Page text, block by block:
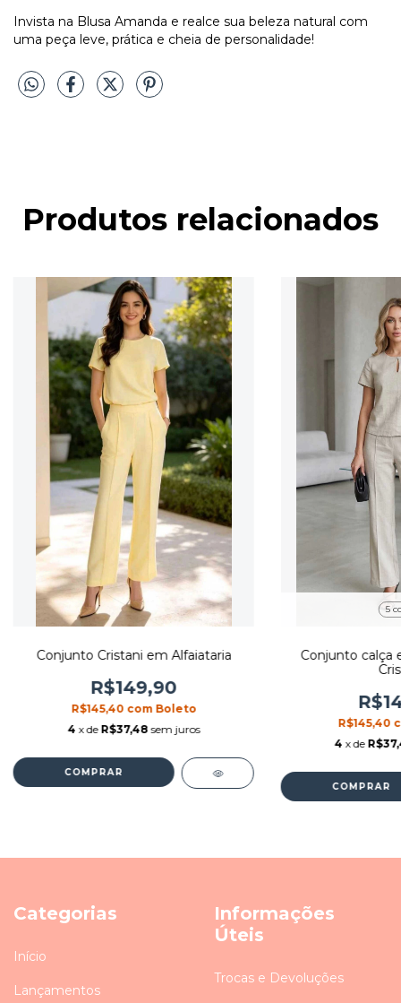
Invista na Blusa Amanda e realce sua beleza natural com
uma peça leve, prática e cheia de personalidade!
Produtos relacionados
Conjunto Cristani em Alfaiataria
R$149,90
R$145,40 com Boleto
4 x de R$37,48 sem juros
COMPRAR
5
Conjunto calça
R$145,40
4 x de
COMPRAR
Categorias
Início
Lançamentos
Informações
Úteis
Trocas e Devoluções